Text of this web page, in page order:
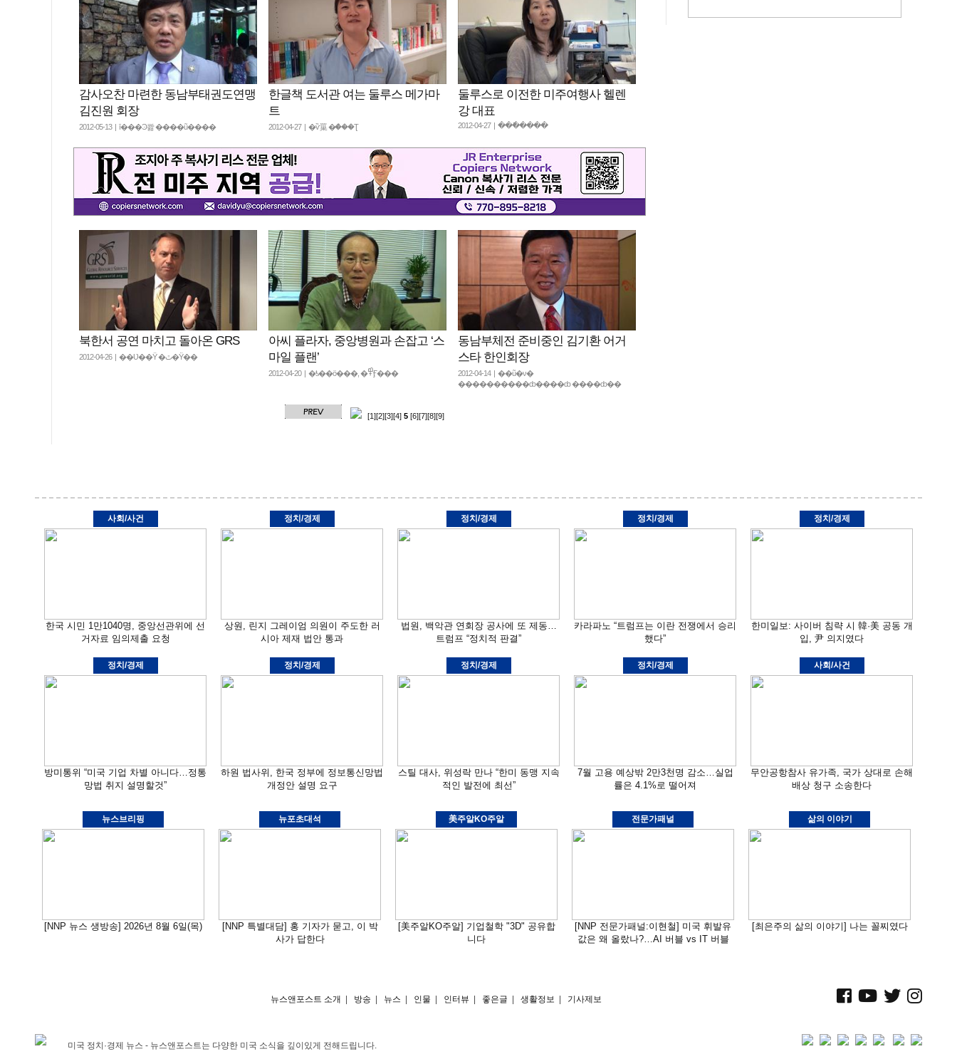
감사오찬 마련한 동남부태권도연맹
김진원 회장
2012-05-13 | ī���Ͽ콺 ����ũ����
한글책 도서관 여는 둘루스 메가마
트
2012-04-27 | �ѷ罺 �ް���Ʈ
둘루스로 이전한 미주여행사 헬렌
강 대표
2012-04-27 | ���ֿ����
북한서 공연 마치고 돌아온 GRS
2012-04-26 | ��Ʋ��Ÿ �ٿ�Ÿ��
아씨 플라자, 중앙병원과 손잡고 ‘스
마일 플랜’
2012-04-20 | �ƾ��ö���, �߾Ӻ���
동남부체전 준비중인 김기환 어거
스타 한인회장
2012-04-14 | ��ũ�ν�
����������ȸ����ȸ ����ȸ��
[1][2][3][4] 5 [6][7][8][9]
사회/사건
한국 시민 1만1040명, 중앙선관위에 선
거자료 임의제출 요청
정치/경제
상원, 린지 그레이엄 의원이 주도한 러
시아 제재 법안 통과
정치/경제
법원, 백악관 연회장 공사에 또 제동…
트럼프 “정치적 판결”
정치/경제
카라파노 “트럼프는 이란 전쟁에서 승리
했다”
정치/경제
한미일보: 사이버 침략 시 韓·美 공동 개
입, 尹 의지였다
정치/경제
방미통위 “미국 기업 차별 아니다…정통
망법 취지 설명할것”
정치/경제
하원 법사위, 한국 정부에 정보통신망법
개정안 설명 요구
정치/경제
스틸 대사, 위성락 만나 “한미 동맹 지속
적인 발전에 최선”
정치/경제
7월 고용 예상밖 2만3천명 감소…실업
률은 4.1%로 떨어져
사회/사건
무안공항참사 유가족, 국가 상대로 손해
배상 청구 소송한다
뉴스브리핑
[NNP 뉴스 생방송] 2026년 8월 6일(목)
뉴포초대석
[NNP 특별대담] 홍 기자가 묻고, 이 박
사가 답한다
美주알KO주알
[美주알KO주알] 기업철학 "3D" 공유합
니다
전문가패널
[NNP 전문가패널:이현철] 미국 휘발유
값은 왜 올랐나?…AI 버블 vs IT 버블
삶의 이야기
[최은주의 삶의 이야기] 나는 꼴찌였다
뉴스앤포스트 소개 방송 뉴스 인물 인터뷰 좋은글 생활정보 기사제보
미국 정치·경제 뉴스 - 뉴스앤포스트는 다양한 미국 소식을 깊이있게 전해드립니다.